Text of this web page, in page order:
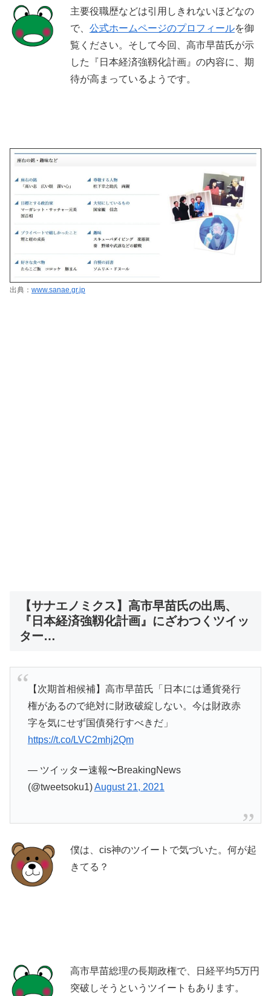
主要役職歴などは引用しきれないほどなの
で、 公式ホームページのプロフィールを御
覧ください。そして今回、高市早苗氏が示
した『日本経済強靱化計画』の内容に、期
待が高まっているようです。
出典： www.sanae.gr.jp
【サナエノミクス】高市早苗氏の出馬、
『日本経済強靱化計画』にざわつくツイッ
ター…
【次期首相候補】高市早苗氏「日本には通貨発行
権があるので絶対に財政破綻しない。今は財政赤
字を気にせず国債発行すべきだ」
https://t.co/LVC2mhj2Qm
— ツイッター速報〜BreakingNews
(@tweetsoku1)August 21, 2021
僕は、cis神のツイートで気づいた。何が起
きてる？
高市早苗総理の長期政権で、日経平均5万円
突破しそうというツイートもあります。